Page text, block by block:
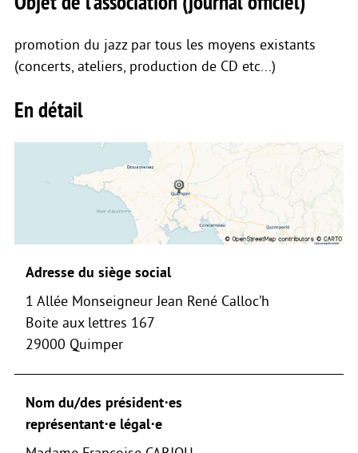
promotion du jazz par tous les moyens existants
(concerts, ateliers, production de CD etc...)
En détail
Adresse du siège social
1 Allée Monseigneur Jean René Calloc’h
Boite aux lettres 167
29000 Quimper
Nom du/des président⋅es
représentant⋅e légal⋅e